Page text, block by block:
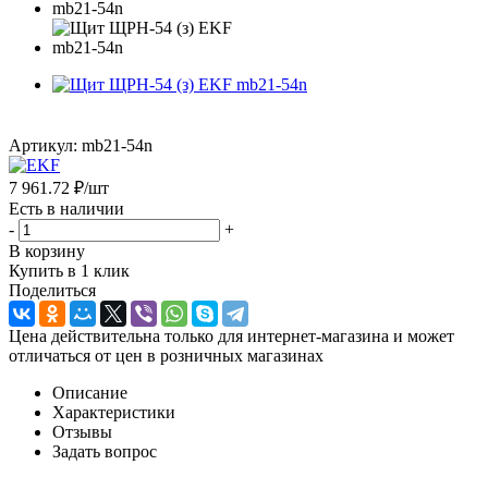
Артикул: mb21-54n
7 961.72 ₽/шт
Есть в наличии
-
+
В корзину
Купить в 1 клик
Поделиться
Цена действительна только для интернет-магазина и может
отличаться от цен в розничных магазинах
Описание
Характеристики
Отзывы
Задать вопрос